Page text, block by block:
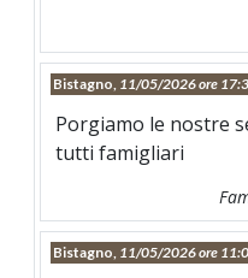
Bistagno, 11/05/2026 ore
Porgiamo le nostre
tutti famigliari
Bistagno, 11/05/2026 ore